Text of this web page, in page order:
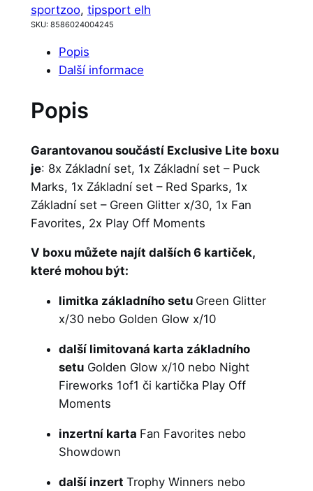
sportzoo, tipsport elh
SKU: 8586024004245
Popis
Další informace
Popis
Garantovanou součástí Exclusive Lite boxu
je: 8x Základní set, 1x Základní set – Puck
Marks, 1x Základní set – Red Sparks, 1x
Základní set – Green Glitter x/30, 1x Fan
Favorites, 2x Play Off Moments
V boxu můžete najít dalších 6 kartiček,
které mohou být:
limitka základního setu Green Glitter
x/30 nebo Golden Glow x/10
další limitovaná karta základního
setuGolden Glow x/10 nebo Night
Fireworks 1of1 či kartička Play Off
Moments
inzertní karta Fan Favorites nebo
Showdown
další inzert Trophy Winners nebo